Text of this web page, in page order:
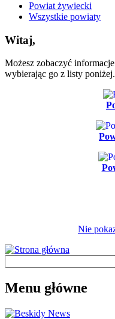
Powiat żywiecki
Wszystkie powiaty
Witaj,
Możesz zobaczyć
wybierając go z listy poniżej.
Nie
Menu główne